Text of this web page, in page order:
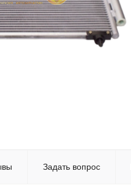
Задать вопрос